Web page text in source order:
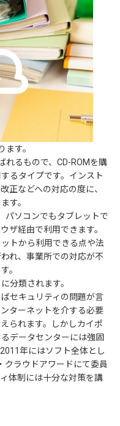
す。
れるもので、CD-ROMを購
るタイプです。インスト
正などへの対応の度に、
す。
パソコンでもタブレットで
ザ経由で利用できます。
トから利用できる点や法
れ、事業所での対応が不
。
分類されます。
セキュリティの問題が言
ターネットを介する必要
られます。しかしカイポ
データセンターには強固
年にはソフト全体とし
クラウドアワードにて委員
体制には十分な対策を講